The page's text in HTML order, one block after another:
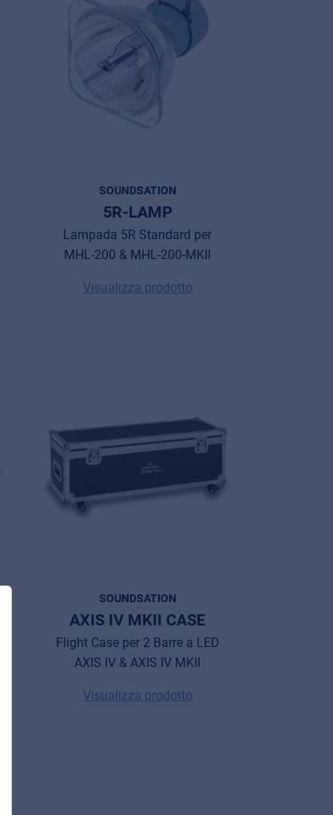
SOUNDSATION
5R-LAMP
Lampada 5R Standard per
MHL-200 & MHL-200-MKII
Visualizza prodotto
SOUNDSATION
AXIS IV MKII CASE
Flight Case per 2 Barre a LED
AXIS IV & AXIS IV MKII
Visualizza prodotto